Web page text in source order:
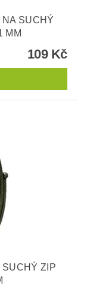
NA SUCHÝ
MM
109 Kč
ZIP